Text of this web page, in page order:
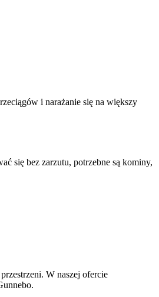
i narażanie się na większy
się bez zarzutu, potrzebne są kominy,
W naszej ofercie